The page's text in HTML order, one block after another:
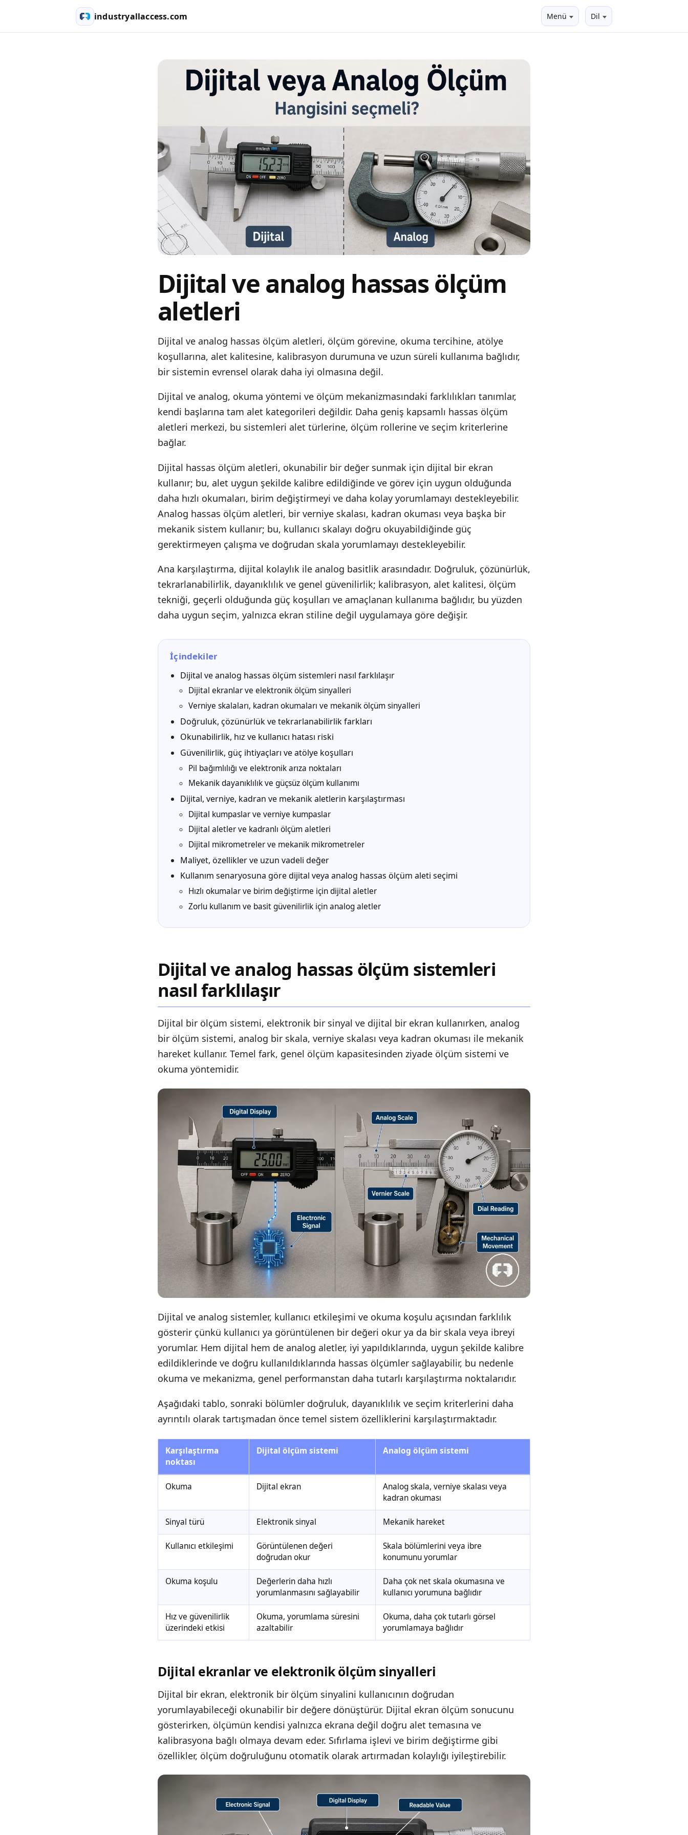
industryallaccess.com Menü Dil
Dijital ve analog hassas ölçüm
aletleri
Dijital ve analog hassas ölçüm aletleri, ölçüm görevine, okuma tercihine, atölye
koşullarına, alet kalitesine, kalibrasyon durumuna ve uzun süreli kullanıma bağlıdır,
bir sistemin evrensel olarak daha iyi olmasına değil.
Dijital ve analog, okuma yöntemi ve ölçüm mekanizmasındaki farklılıkları tanımlar,
kendi başlarına tam alet kategorileri değildir. Daha geniş kapsamlı hassas ölçüm
aletleri merkezi, bu sistemleri alet türlerine, ölçüm rollerine ve seçim kriterlerine
bağlar.
Dijital hassas ölçüm aletleri, okunabilir bir değer sunmak için dijital bir ekran
kullanır; bu, alet uygun şekilde kalibre edildiğinde ve görev için uygun olduğunda
daha hızlı okumaları, birim değiştirmeyi ve daha kolay yorumlamayı destekleyebilir.
Analog hassas ölçüm aletleri, bir verniye skalası, kadran okuması veya başka bir
mekanik sistem kullanır; bu, kullanıcı skalayı doğru okuyabildiğinde güç
gerektirmeyen çalışma ve doğrudan skala yorumlamayı destekleyebilir.
Ana karşılaştırma, dijital kolaylık ile analog basitlik arasındadır. Doğruluk, çözünürlük,
tekrarlanabilirlik, dayanıklılık ve genel güvenilirlik; kalibrasyon, alet kalitesi, ölçüm
tekniği, geçerli olduğunda güç koşulları ve amaçlanan kullanıma bağlıdır, bu yüzden
daha uygun seçim, yalnızca ekran stiline değil uygulamaya göre değişir.
İçindekiler
Dijital ve analog hassas ölçüm sistemleri nasıl farklılaşır
Dijital ekranlar ve elektronik ölçüm sinyalleri
Verniye skalaları, kadran okumaları ve mekanik ölçüm sinyalleri
Doğruluk, çözünürlük ve tekrarlanabilirlik farkları
Okunabilirlik, hız ve kullanıcı hatası riski
Güvenilirlik, güç ihtiyaçları ve atölye koşulları
Pil bağımlılığı ve elektronik arıza noktaları
Mekanik dayanıklılık ve güçsüz ölçüm kullanımı
Dijital, verniye, kadran ve mekanik aletlerin karşılaştırması
Dijital kumpaslar ve verniye kumpaslar
Dijital aletler ve kadranlı ölçüm aletleri
Dijital mikrometreler ve mekanik mikrometreler
Maliyet, özellikler ve uzun vadeli değer
Kullanım senaryosuna göre dijital veya analog hassas ölçüm aleti seçimi
Hızlı okumalar ve birim değiştirme için dijital aletler
Zorlu kullanım ve basit güvenilirlik için analog aletler
Dijital ve analog hassas ölçüm sistemleri
nasıl farklılaşır
Dijital bir ölçüm sistemi, elektronik bir sinyal ve dijital bir ekran kullanırken, analog
bir ölçüm sistemi, analog bir skala, verniye skalası veya kadran okuması ile mekanik
hareket kullanır. Temel fark, genel ölçüm kapasitesinden ziyade ölçüm sistemi ve
okuma yöntemidir.
Dijital ve analog sistemler, kullanıcı etkileşimi ve okuma koşulu açısından farklılık
gösterir çünkü kullanıcı ya görüntülenen bir değeri okur ya da bir skala veya ibreyi
yorumlar. Hem dijital hem de analog aletler, iyi yapıldıklarında, uygun şekilde kalibre
edildiklerinde ve doğru kullanıldıklarında hassas ölçümler sağlayabilir, bu nedenle
okuma ve mekanizma, genel performanstan daha tutarlı karşılaştırma noktalarıdır.
Aşağıdaki tablo, sonraki bölümler doğruluk, dayanıklılık ve seçim kriterlerini daha
ayrıntılı olarak tartışmadan önce temel sistem özelliklerini karşılaştırmaktadır.
Karşılaştırma
noktası
Dijital ölçüm sistemi Analog ölçüm sistemi
Okuma Dijital ekran
Analog skala, verniye skalası veya
kadran okuması
Sinyal türü Elektronik sinyal Mekanik hareket
Kullanıcı etkileşimi
Görüntülenen değeri
doğrudan okur
Skala bölümlerini veya ibre
konumunu yorumlar
Okuma koşulu
Değerlerin daha hızlı
yorumlanmasını sağlayabilir
Daha çok net skala okumasına ve
kullanıcı yorumuna bağlıdır
Hız ve güvenilirlik
üzerindeki etkisi
Okuma, yorumlama süresini
azaltabilir
Okuma, daha çok tutarlı görsel
yorumlamaya bağlıdır
Dijital ekranlar ve elektronik ölçüm sinyalleri
Dijital bir ekran, elektronik bir ölçüm sinyalini kullanıcının doğrudan
yorumlayabileceği okunabilir bir değere dönüştürür. Dijital ekran ölçüm sonucunu
gösterirken, ölçümün kendisi yalnızca ekrana değil doğru alet temasına ve
kalibrasyona bağlı olmaya devam eder. Sıfırlama işlevi ve birim değiştirme gibi
özellikler, ölçüm doğruluğunu otomatik olarak artırmadan kolaylığı iyileştirebilir.